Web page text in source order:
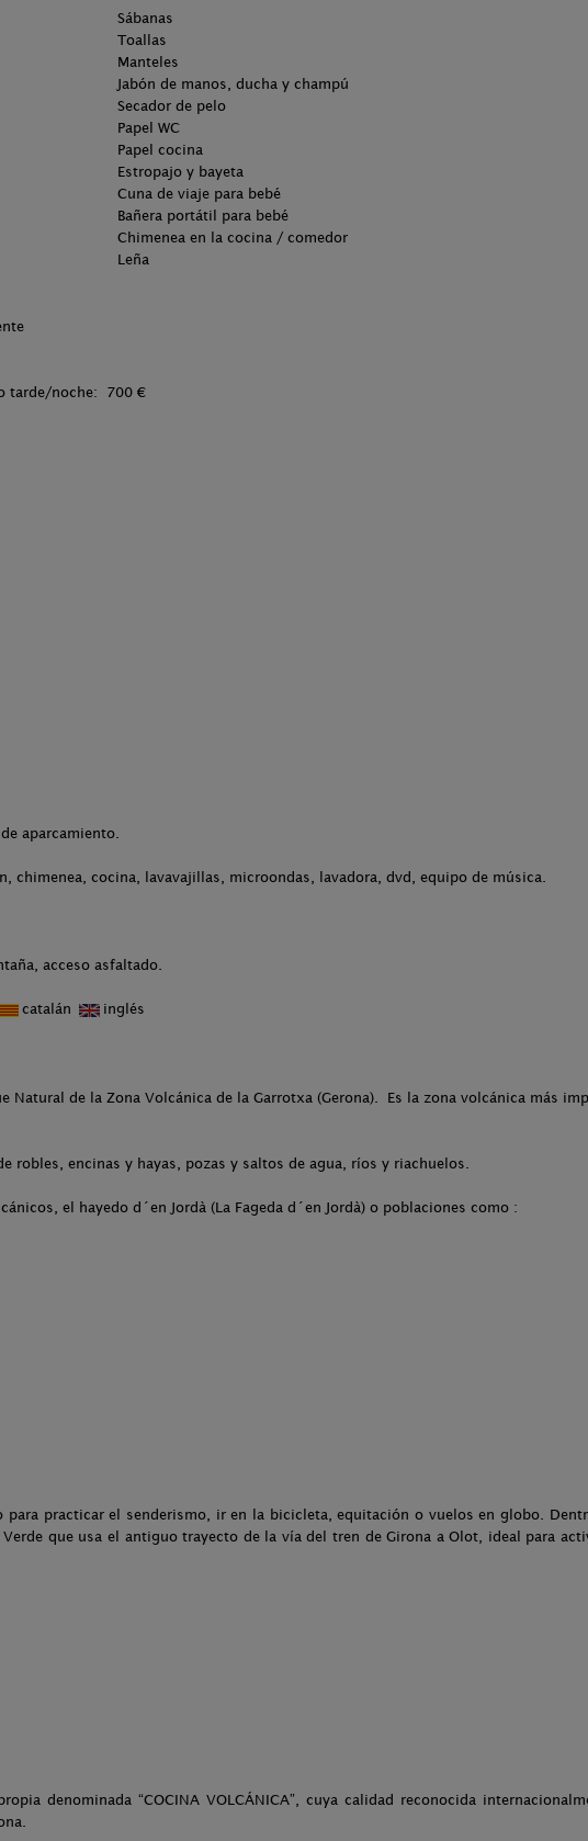
Sábanas
Toallas
Manteles
Jabón de manos, ducha y champú
Secador de pelo
Papel WC
Papel cocina
Estropajo y bayeta
Cuna de viaje para bebé
Bañera portátil para bebé
Chimenea en la cocina / comedor
Leña
tarde/noche: 700 €
aparcamiento.
chimenea, cocina, lavavajillas, microondas, lavadora, dvd, equipo de música.
acceso asfaltado.
catalán inglés
Natural de la Zona Volcánica de la Garrotxa (Gerona). Es la zona volcánica más
robles, encinas y hayas, pozas y saltos de agua, ríos y riachuelos.
el hayedo d´en Jordà (La Fageda d´en Jordà) o poblaciones como :
practicar el senderismo, ir en la bicicleta, equitación o vuelos en globo.
que usa el antiguo trayecto de la vía del tren de Girona a Olot, ideal para
denominada “COCINA VOLCÁNICA”, cuya calidad reconocida